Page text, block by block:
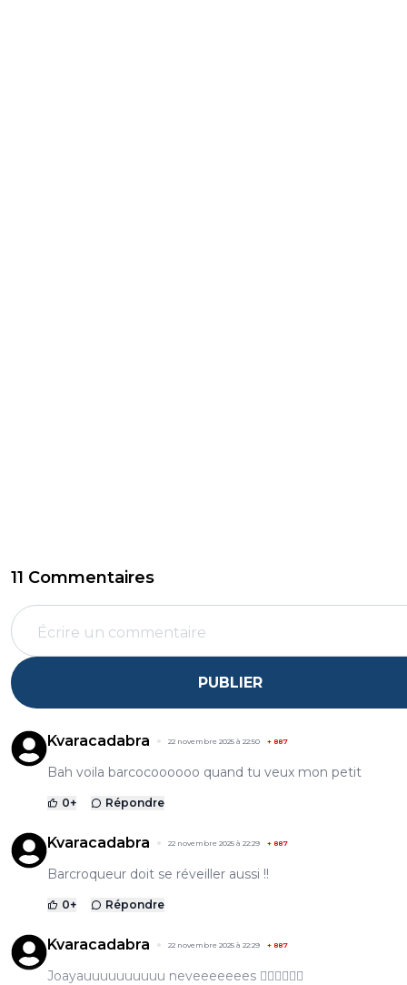
11 Commentaires
PUBLIER
Kvaracadabra 22 novembre 2025 à 22:50 + 887
Bah voila barcocoooooo quand tu veux mon petit
0+ Répondre
Kvaracadabra 22 novembre 2025 à 22:29 + 887
Barcroqueur doit se réveiller aussi !!
0+ Répondre
Kvaracadabra 22 novembre 2025 à 22:29 + 887
Joayauuuuuuuuuu neveeeeeees ❤️‍🔥❤️‍🔥❤️‍🔥